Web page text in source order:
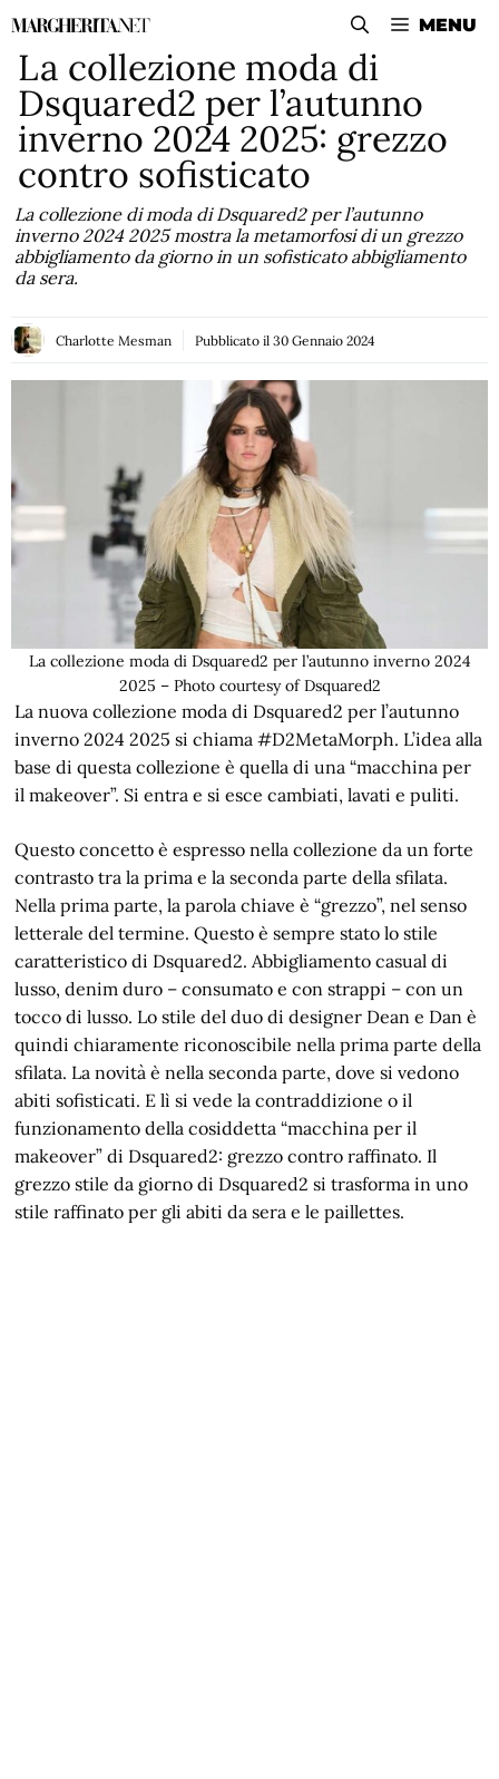
Vai
contenuto
MENU
La collezione moda di
Dsquared2 per l’autunno
inverno 2024 2025: grezzo
contro sofisticato
La collezione di moda di Dsquared2 per l’autunno
inverno 2024 2025 mostra la metamorfosi di un grezzo
abbigliamento da giorno in un sofisticato abbigliamento
da sera.
Charlotte Mesman Pubblicato il 30 Gennaio 2024
La collezione moda di Dsquared2 per l’autunno inverno 2024
2025 – Photo courtesy of Dsquared2
La nuova collezione moda di Dsquared2 per l’autunno
inverno 2024 2025 si chiama #D2MetaMorph. L’idea alla
base di questa collezione è quella di una “macchina per
il makeover”. Si entra e si esce cambiati, lavati e puliti.
Questo concetto è espresso nella collezione da un forte
contrasto tra la prima e la seconda parte della sfilata.
Nella prima parte, la parola chiave è “grezzo”, nel senso
letterale del termine. Questo è sempre stato lo stile
caratteristico di Dsquared2. Abbigliamento casual di
lusso, denim duro – consumato e con strappi – con un
tocco di lusso. Lo stile del duo di designer Dean e Dan è
quindi chiaramente riconoscibile nella prima parte della
sfilata. La novità è nella seconda parte, dove si vedono
abiti sofisticati. E lì si vede la contraddizione o il
funzionamento della cosiddetta “macchina per il
makeover” di Dsquared2: grezzo contro raffinato. Il
grezzo stile da giorno di Dsquared2 si trasforma in uno
stile raffinato per gli abiti da sera e le paillettes.